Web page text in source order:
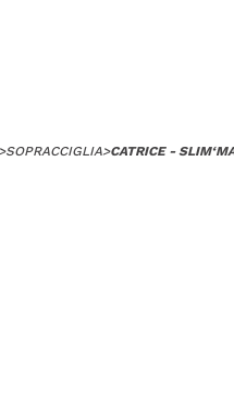
SOPRACCIGLIA>CATRICE -